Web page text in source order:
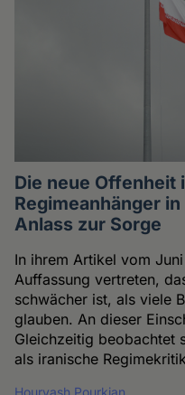
Die neue Offenheit
Regimeanhänger
Anlass zur Sorge
In ihrem Artikel vom
Auffassung vertreten,
schwächer ist, als viele
glauben. An dieser
Gleichzeitig beobachtet
als iranische